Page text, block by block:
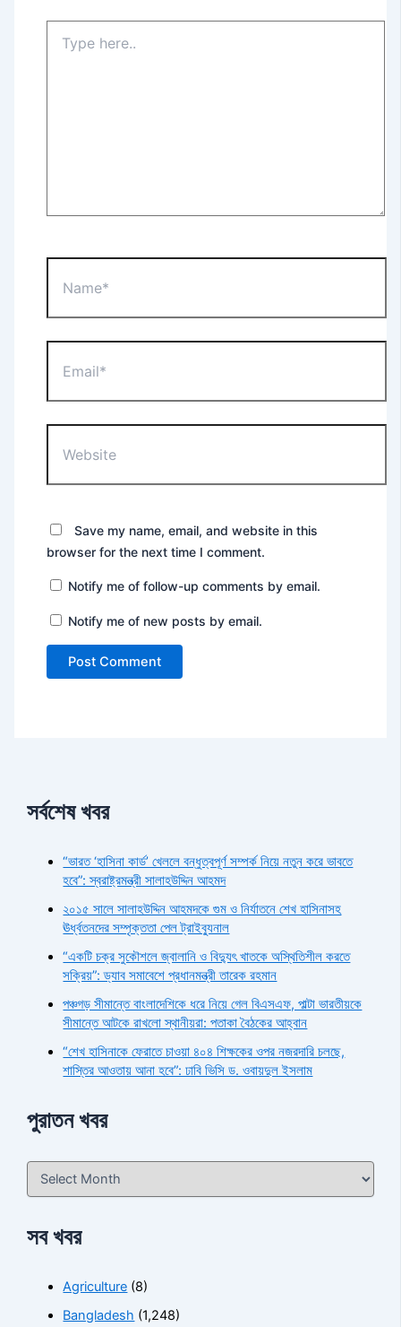
here..
Save my name, email, and website in this
browser for the next time I comment.
Notify me of follow-up comments by email.
Notify me of new posts by email.
সর্বশেষ খবর
“ভারত ‘হাসিনা কার্ড’ খেললে বন্ধুত্বপূর্ণ সম্পর্ক নিয়ে নতুন করে ভাবতে
হবে”: স্বরাষ্ট্রমন্ত্রী সালাহউদ্দিন আহমদ
২০১৫ সালে সালাহউদ্দিন আহমদকে গুম ও নির্যাতনে শেখ হাসিনাসহ
ঊর্ধ্বতনদের সম্পৃক্ততা পেল ট্রাইব্যুনাল
“একটি চক্র সুকৌশলে জ্বালানি ও বিদ্যুৎ খাতকে অস্থিতিশীল করতে
সক্রিয়”: ড্যাব সমাবেশে প্রধানমন্ত্রী তারেক রহমান
পঞ্চগড় সীমান্তে বাংলাদেশিকে ধরে নিয়ে গেল বিএসএফ, পাল্টা ভারতীয়কে
সীমান্তে আটকে রাখলো স্থানীয়রা: পতাকা বৈঠকের আহ্বান
“শেখ হাসিনাকে ফেরাতে চাওয়া ৪০৪ শিক্ষকের ওপর নজরদারি চলছে,
শাস্তির আওতায় আনা হবে”: ঢাবি ভিসি ড. ওবায়দুল ইসলাম
পুরাতন খবর
সব খবর
Agriculture (8)
Bangladesh (1,248)